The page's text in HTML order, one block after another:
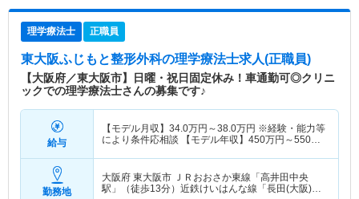
理学療法士 正職員
東大阪ふじもと整形外科の理学療法士求人(正職員)
【大阪府／東大阪市】日曜・祝日固定休み！車通勤可◎クリニ
ックでの理学療法士さんの募集です♪
給与
【モデル月収】 34.0万円～38.0万円 ※経験・能力等
により条件応相談 【モデル年収】 450万円～550万
勤務地
大阪府 東大阪市 ＪＲおおさか東線「高井田中央
駅」（徒歩13分）近鉄けいはんな線「長田(大阪)